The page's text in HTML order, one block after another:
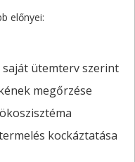
előnyei:
ütemterv szerint
megőrzése
kockáztatása